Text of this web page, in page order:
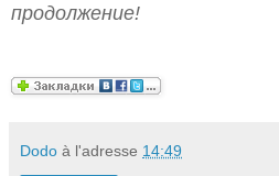
продолжение!
Dodo à l'adresse 14:49